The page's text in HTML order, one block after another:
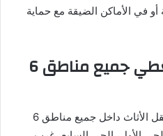
أو في الأماكن الضيقة مع حماية
هل شركة الملكة تغطي جميع مناطق 6
نعم، شركة الملكة توفر خدمات نقل الأثاث داخل جميع مناطق 6